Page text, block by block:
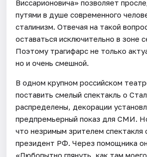
Виссарионовича» позволяет
путями в душе современного
сталинизм. Отвечая на такой
оставаться исключительно в зоне
Поэтому трагифарс не только
но и очень смешной.
В одном крупном российском
поставить смелый спектакль о
распределены, декорации
предпремьерный показ для СМИ.
что незримым зрителем спектакля
президент РФ. Через помощника
«Любопытно глянуть, как там моего